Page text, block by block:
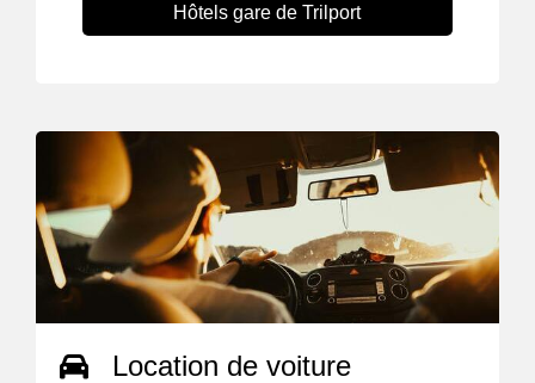
Hôtels gare de Trilport
Location de voiture